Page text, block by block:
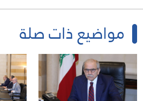
مواضيع ذات صلة